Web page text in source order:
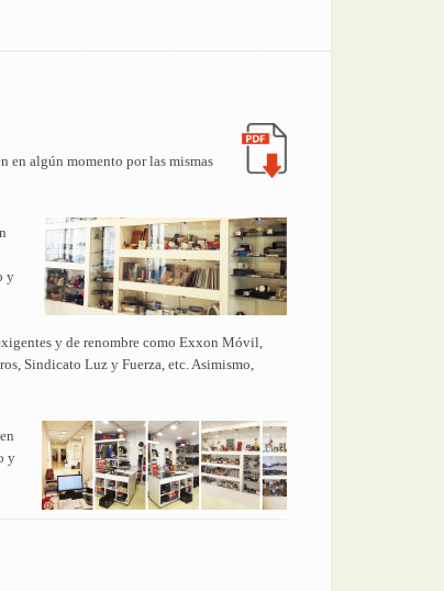
en algún momento por las mismas
y
y de renombre como Exxon Móvil,
Sindicato Luz y Fuerza, etc. Asimismo,
y